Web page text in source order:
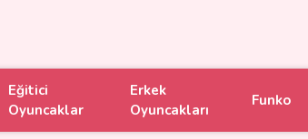
Eğitici
Oyuncaklar
Erkek
Oyuncakları
Funko